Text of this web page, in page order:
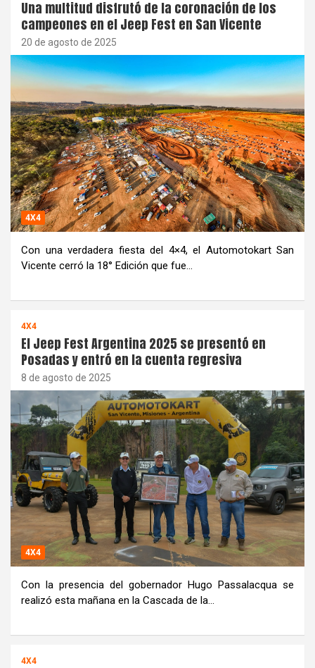
Una multitud disfrutó de la coronación de los
campeones en el Jeep Fest en San Vicente
20 de agosto de 2025
4X4
Con una verdadera fiesta del 4×4, el Automotokart San
Vicente cerró la 18° Edición que fue…
4X4
El Jeep Fest Argentina 2025 se presentó en
Posadas y entró en la cuenta regresiva
8 de agosto de 2025
4X4
Con la presencia del gobernador Hugo Passalacqua se
realizó esta mañana en la Cascada de la…
4X4